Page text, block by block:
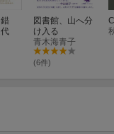
図書館、山へ分
け入る
青木海青子
(6件)